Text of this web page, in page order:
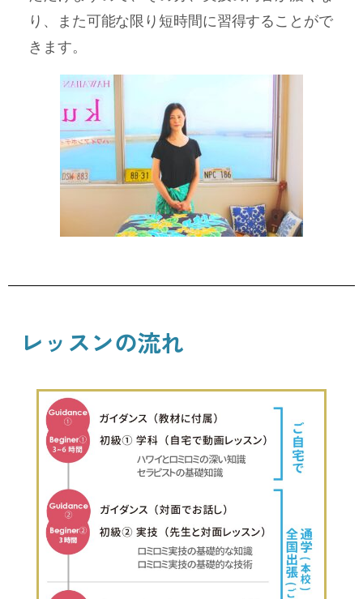
り、また可能な限り短時間に習得することがで
きます。
レッスンの流れ